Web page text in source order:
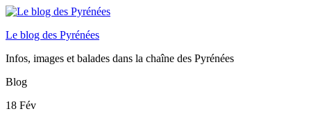
Le blog des Pyrénées
Infos, images et balades dans la chaîne des Pyrénées
Blog
18 Fév